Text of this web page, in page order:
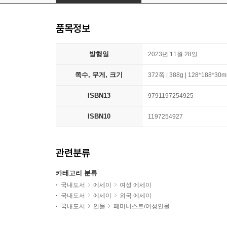
품목정보
발행일 2023년 11월 28일
쪽수, 무게, 크기 372쪽 | 388g |
ISBN13 9791197254925
ISBN10 1197254927
관련분류
카테고리 분류
국내도서 에세이
여성 에세이
국내도서
에세이
외국 에세이
국내도서
인물 페미니스트/여성인물